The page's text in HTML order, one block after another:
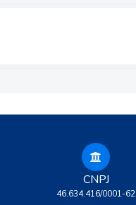
CNPJ
46.634.416/0001-62